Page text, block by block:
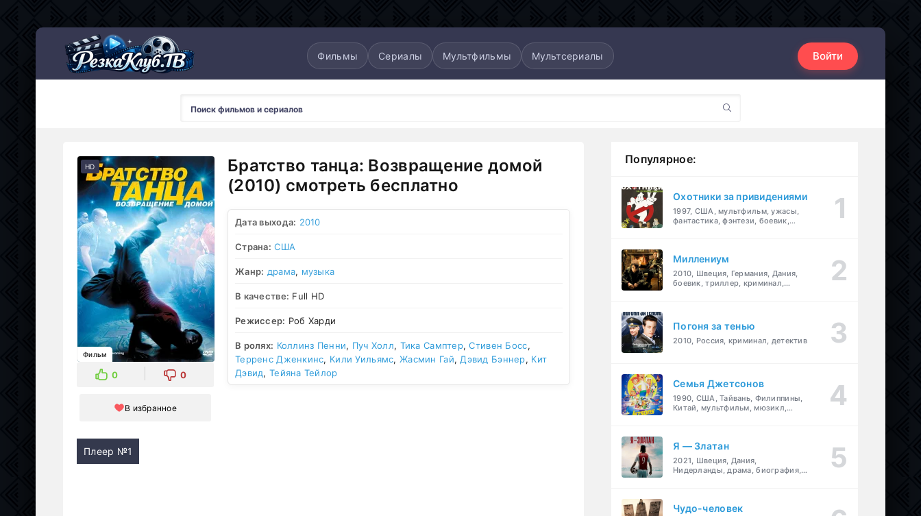
Фильмы Сериалы Мультфильмы Мультсериалы Войти
HD
Фильм
0 0
В избранное
Братство танца: Возвращение домой
(2010) смотреть бесплатно
Дата выхода: 2010
Страна: США
Жанр: драма, музыка
В качестве: Full HD
Режиссер: Роб Харди
В ролях: Коллинз Пенни, Пуч Холл, Тика Самптер,Стивен Босс,
Терренс Дженкинс, Кили Уильямс, Жасмин Гай, Дэвид Бэннер, Кит
Дэвид, Тейяна Тейлор
Плеер №1
Популярное:
Охотники за привидениями
1997, США, мультфильм, ужасы,
фантастика, фэнтези, боевик,
Миллениум
2010, Швеция, Германия, Дания,
боевик, триллер, криминал,
Погоня за тенью
2010, Россия, криминал, детектив
Семья Джетсонов
1990, США, Тайвань, Филиппины,
Китай, мультфильм, мюзикл,
Я — Златан
2021, Швеция, Дания,
Нидерланды, драма, биография,
Чудо-человек
Мультсериалы